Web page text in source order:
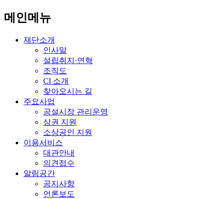
메인메뉴
재단소개
인사말
설립취지·연혁
조직도
CI 소개
찾아오시는 길
주요사업
공설시장 관리운영
상권 지원
소상공인 지원
이용서비스
대관안내
의견접수
알림공간
공지사항
언론보도